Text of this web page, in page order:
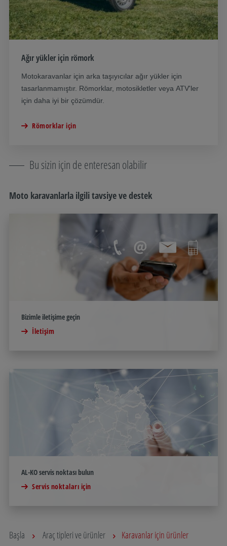
Ağır yükler için römork
Motokaravanlar için arka taşıyıcılar ağır yükler için
tasarlanmamıştır. Römorklar, motosikletler veya ATV'ler
için daha iyi bir çözümdür.
Römorklar için
Bu sizin için de enteresan olabilir
Moto karavanlarla ilgili tavsiye ve destek
Bizimle iletişime geçin
İletişim
AL-KO servis noktası bulun
Servis noktaları için
Başla Araç tipleri ve ürünler Karavanlar için ürünler